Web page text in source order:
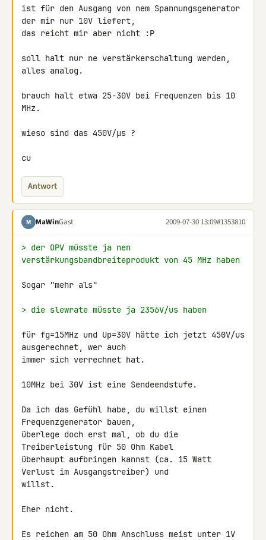
ist für den Ausgang von nem Spannungsgenerator
der mir nur 10V liefert,
das reicht mir aber nicht :P
soll halt nur ne verstärkerschaltung werden,
alles analog.
brauch halt etwa 25-30V bei Frequenzen bis 10
MHz.
wieso sind das 450V/µs ?
cu
Antwort
M MaWinGast 2009-07-30 13:09#1353810
> der OPV müsste ja nen
verstärkungsbandbreiteprodukt von 45 MHz haben
Sogar "mehr als"
> die slewrate müsste ja 2356V/us haben
für fg=15MHz und Up=30V hätte ich jetzt 450V/us
ausgerechnet, wer auch
immer sich verrechnet hat.
10MHz bei 30V ist eine Sendeendstufe.
Da ich das Gefühl habe, du willst einen
Frequenzgenerator bauen,
überlege doch erst mal, ob du die
Treiberleistung für 50 Ohm Kabel
überhaupt aufbringen kannst (ca. 15 Watt
Verlust im Ausgangstreiber) und
willst.
Eher nicht.
Es reichen am 50 Ohm Anschluss meist unter 1V